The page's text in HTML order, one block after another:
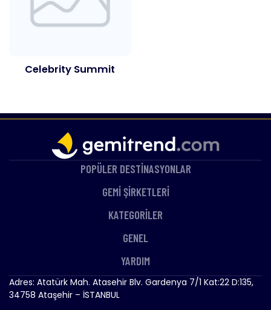
Celebrity Summit
POPÜLER DESTİNASYONLAR
GEMİ ŞİRKETLERİ
KATEGORİLER
GENEL
YARDIM
Adres: Atatürk Mah. Atasehir Blv. Gardenya 7/1 Kat:22 D:135,
34758 Ataşehir – İSTANBUL